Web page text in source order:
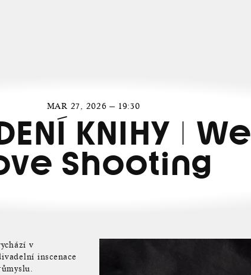
MAR 27, 2026 — 19:30
KNIHY | We
Shooting
v
inscenace